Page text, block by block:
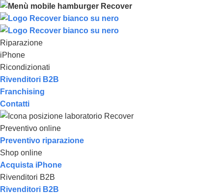
Riparazione
iPhone
Ricondizionati
Rivenditori B2B
Franchising
Contatti
Preventivo online
Preventivo riparazione
Shop online
Acquista iPhone
Rivenditori B2B
Rivenditori B2B